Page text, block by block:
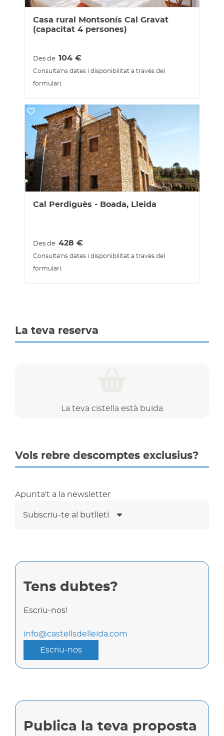
Casa rural Montsonís Cal Gravat
(capacitat 4 persones)
Des de 104€
Consulta'ns dates i disponibilitat a través del
formulari.
Cal Perdiguès - Boada, Lleida
Des de 428€
Consulta'ns dates i disponibilitat a través del
formulari.
La teva reserva
La teva cistella està buida
Vols rebre descomptes exclusius?
Apunta't a la newsletter
Subscriu-te al butlletí
Tens dubtes?
Escriu-nos!
info@castellsdelleida.com
Escriu-nos
Publica la teva proposta